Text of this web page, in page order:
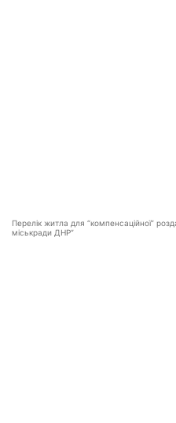
Перелік житла для “компенсаційної”
міськради ДНР”